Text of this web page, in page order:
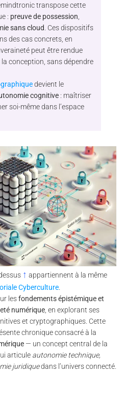
transpose cette
: preuve de possession
sans cloud . Ces dispositifs
des cas concrets, en
peut être rendue
conception, sans dépendre
devient le
cognitive : maîtriser
soi-même dans l’espace
↑ appartiennent à la même
Cyberculture.
lesfondements épistémique et
numérique , en explorant ses
et cryptographiques. Cette
chronique consacré à la
— un concept central de la
articule autonomie technique,
juridiquedans l’univers connecté.